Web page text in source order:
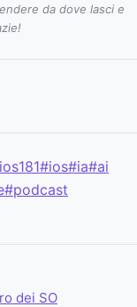
da dove lasci e
#ios#ia#ai
#podcast
dei SO